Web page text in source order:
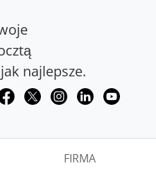
najlepsze.
FIRMA